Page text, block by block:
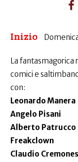
Inizio
La fantasmagorica
comici e
con:
Leonardo Manera
Angelo Pisani
Alberto Patrucco
Freakclown
Claudio